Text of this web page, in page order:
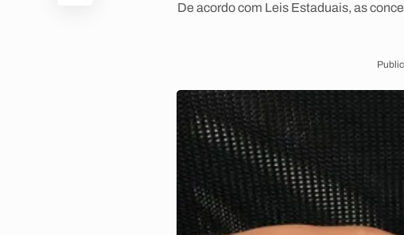
De acordo com Leis Estaduais, as